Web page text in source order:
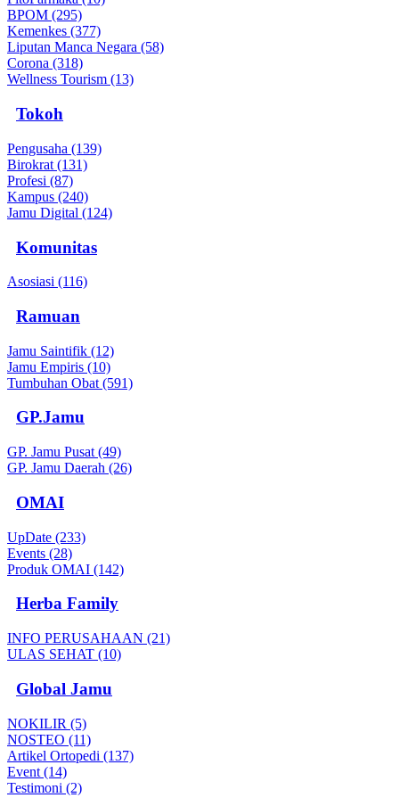
BPOM (295)
Kemenkes (377)
Liputan Manca Negara (58)
Corona (318)
Wellness Tourism (13)
Tokoh
Pengusaha (139)
Birokrat (131)
Profesi (87)
Kampus (240)
Jamu Digital (124)
Komunitas
Asosiasi (116)
Ramuan
Jamu Saintifik (12)
Jamu Empiris (10)
Tumbuhan Obat (591)
GP.Jamu
GP. Jamu Pusat (49)
GP. Jamu Daerah (26)
OMAI
UpDate (233)
Events (28)
Produk OMAI (142)
Herba Family
INFO PERUSAHAAN (21)
ULAS SEHAT (10)
Global Jamu
NOKILIR (5)
NOSTEO (11)
Artikel Ortopedi (137)
Event (14)
Testimoni (2)